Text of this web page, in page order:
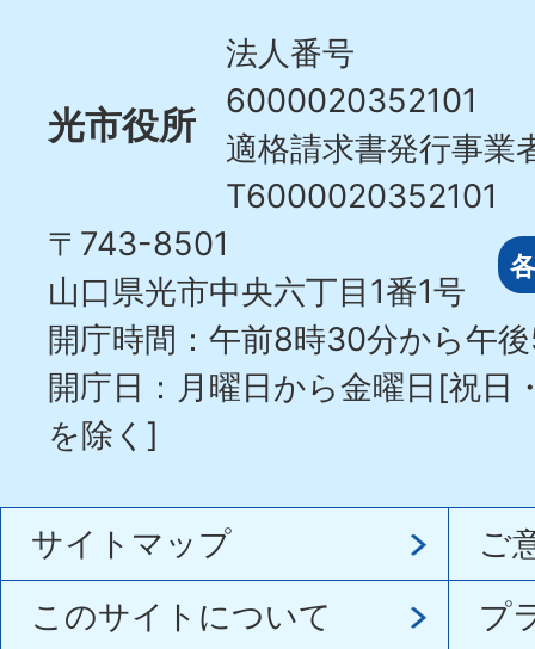
光市役所
法人番号
6000020352101
適格請求書発行事業
T6000020352101
〒743-8501
山口県光市中央六丁目1番1号
開庁時間：午前8時30分から午
開庁日：月曜日から金曜日[祝日
を除く]
サイトマップ
ご
このサイトについて
プ